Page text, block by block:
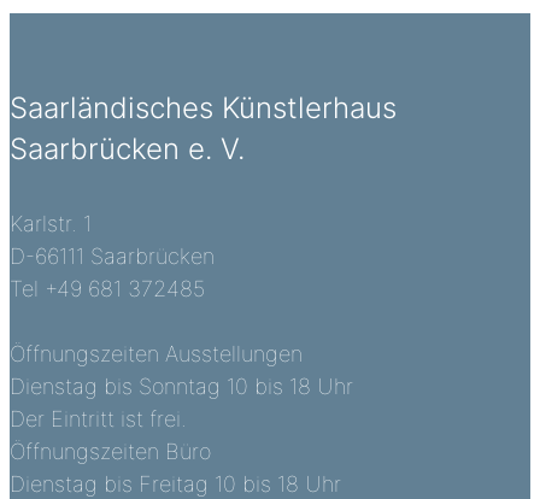
Saarländisches Künstlerhaus
Saarbrücken e. V.
Karlstr. 1
D-66111 Saarbrücken
Tel +49 681 372485
Öffnungszeiten Ausstellungen
Dienstag bis Sonntag 10 bis 18 Uhr
Der Eintritt ist frei.
Öffnungszeiten Büro
Dienstag bis Freitag 10 bis 18 Uhr